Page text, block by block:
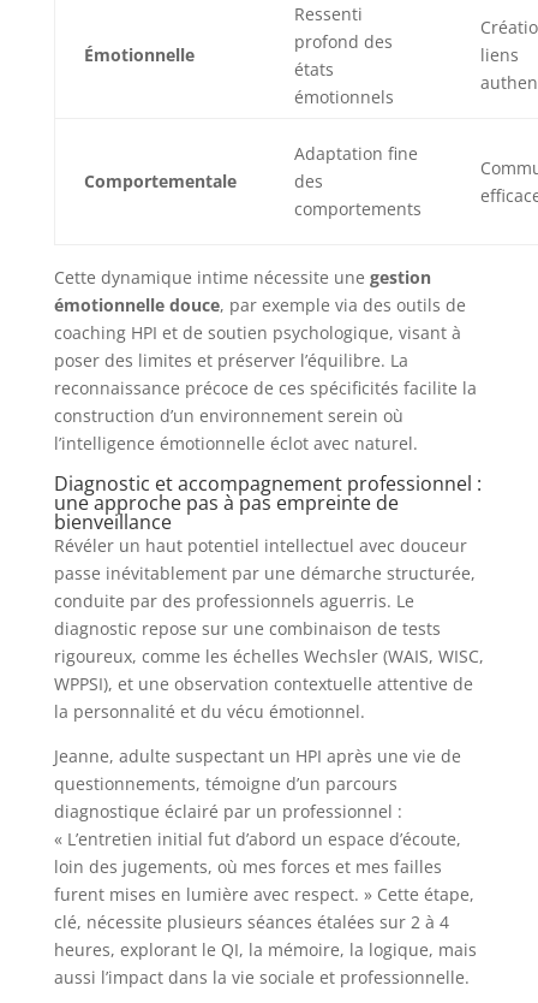
Émotionnelle
Ressenti
profond des
états
émotionnels
liens
Comportementale
Adaptation fine
des
comportements
Cette dynamique intime nécessite une gestion
émotionnelle douce, par exemple via des outils de
coaching HPI et de soutien psychologique, visant à
poser des limites et préserver l’équilibre. La
reconnaissance précoce de ces spécificités facilite la
construction d’un environnement serein où
l’intelligence émotionnelle éclot avec naturel.
Diagnostic et accompagnement professionnel :
une approche pas à pas empreinte de
bienveillance
Révéler un haut potentiel intellectuel avec douceur
passe inévitablement par une démarche structurée,
conduite par des professionnels aguerris. Le
diagnostic repose sur une combinaison de tests
rigoureux, comme les échelles Wechsler (WAIS, WISC,
WPPSI), et une observation contextuelle attentive de
la personnalité et du vécu émotionnel.
Jeanne, adulte suspectant un HPI après une vie de
questionnements, témoigne d’un parcours
diagnostique éclairé par un professionnel :
« L’entretien initial fut d’abord un espace d’écoute,
loin des jugements, où mes forces et mes failles
furent mises en lumière avec respect. » Cette étape,
clé, nécessite plusieurs séances étalées sur 2 à 4
heures, explorant le QI, la mémoire, la logique, mais
aussi l’impact dans la vie sociale et professionnelle.